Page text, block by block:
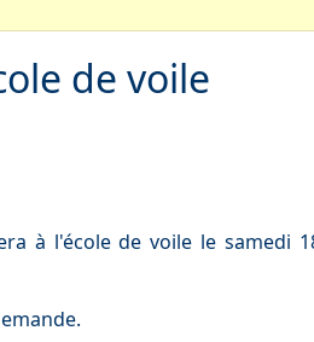
de voile
à l'école de voile le samedi